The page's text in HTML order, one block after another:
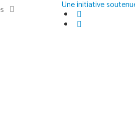
Une initiative